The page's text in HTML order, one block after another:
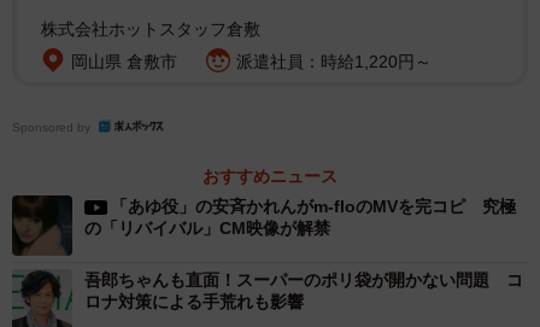
また、桑田佳祐「東京」、松任谷由実「春よ、来い」はと
もにフジテレビの音楽番組「MUSIC FAIR」でカバーを披露
がサプライズ共演した際に歌唱した曲だ。
そして、浜崎がかねてからファンであることを公言してい
るglobeから「Perfume of love」「Precious Memories」
「calls from the public」の3曲をチョイス。3曲中2曲がシン
株式会社ホットスタッフ倉敷
岡山県 倉敷市
派遣社員：時給1,220円～
Sponsored by
おすすめニュース
「あゆ役」の安斉かれんがm-floのMVを完コピ 究極
の「リバイバル」CM映像が解禁
吾郎ちゃんも直面！スーパーのポリ袋が開かない問題 コ
ロナ対策による手荒れも影響